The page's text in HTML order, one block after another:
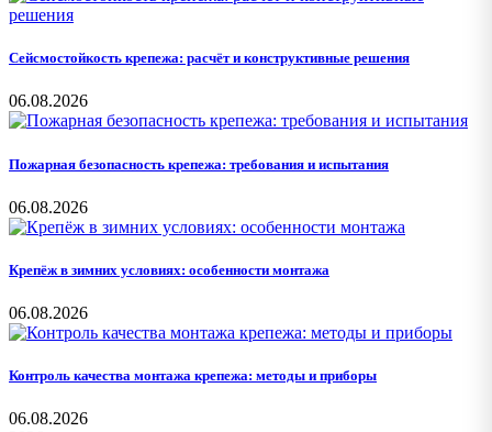
Сейсмостойкость крепежа: расчёт и конструктивные решения
06.08.2026
Пожарная безопасность крепежа: требования и испытания
06.08.2026
Крепёж в зимних условиях: особенности монтажа
06.08.2026
Контроль качества монтажа крепежа: методы и приборы
06.08.2026